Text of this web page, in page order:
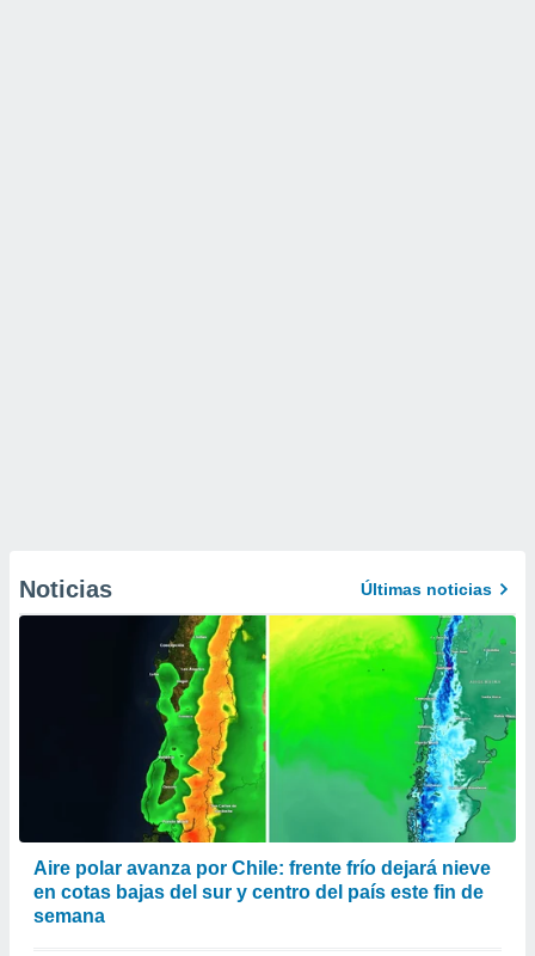
Noticias Últimas noticias
Aire polar avanza por Chile: frente frío dejará nieve
en cotas bajas del sur y centro del país este fin de
semana